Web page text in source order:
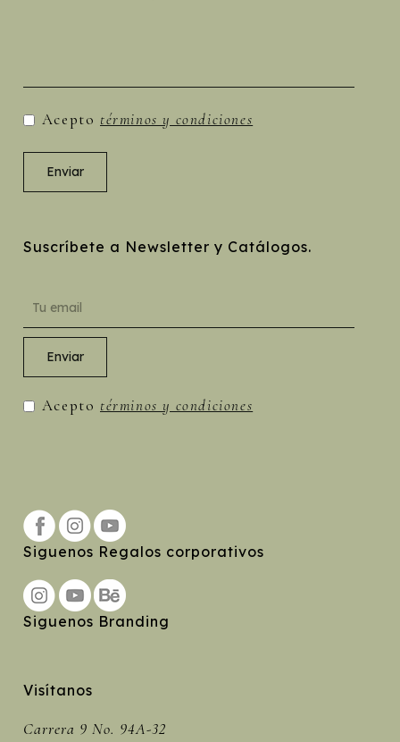
Acepto términos y condiciones
Suscríbete a Newsletter y Catálogos.
Acepto términos y condiciones
Siguenos Regalos corporativos
Siguenos Branding
Visítanos
Carrera 9 No. 94A-32